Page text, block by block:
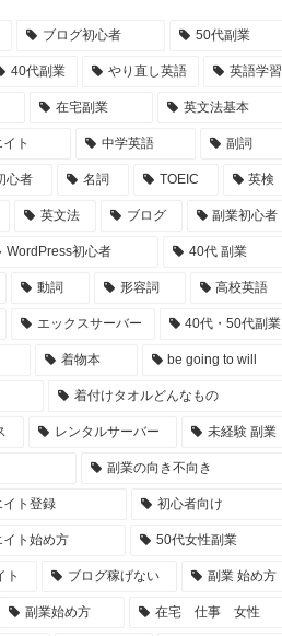
ブログ初心者 50代副業
40代副業 やり直し英語 英語学習
在宅副業 英文法基本
ト 中学英語 副詞
心者 名詞 TOEIC 英検
英文法 ブログ 副業初心者
WordPress初心者 40代 副業
動詞 形容詞 高校英語
エックスサーバー 40代・50代副業
着物本 be going to will
着付けタオルどんなもの
レンタルサーバー 未経験 副業
副業の向き不向き
ト登録 初心者向け
ト始め方 50代女性副業
ト ブログ稼げない 副業 始め方
副業始め方 在宅 仕事 女性